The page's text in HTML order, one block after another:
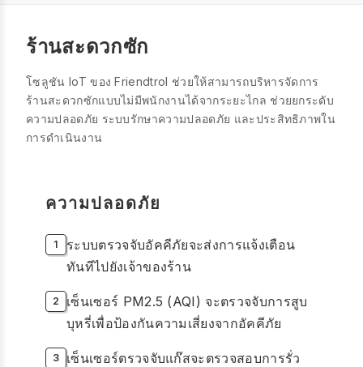
ร้านสะดวกซัก
โซลูชัน IoT ของ Friendtrol ช่วยให้สามารถบริหารจัดการ
ร้านสะดวกซักแบบไม่มีพนักงานได้จากระยะไกล ช่วยยกระดับ
ความปลอดภัย ระบบรักษาความปลอดภัย และประสิทธิภาพใน
การดำเนินงาน
ความปลอดภัย
ระบบตรวจจับอัคคีภัยจะส่งการแจ้งเตือน
ทันทีไปยังเจ้าของร้าน
เซ็นเซอร์ PM2.5 (AQI) จะตรวจจับการสูบ
บุหรี่เพื่อป้องกันความเสี่ยงจากอัคคีภัย
เซ็นเซอร์ตรวจจับแก๊สจะตรวจสอบการรั่ว